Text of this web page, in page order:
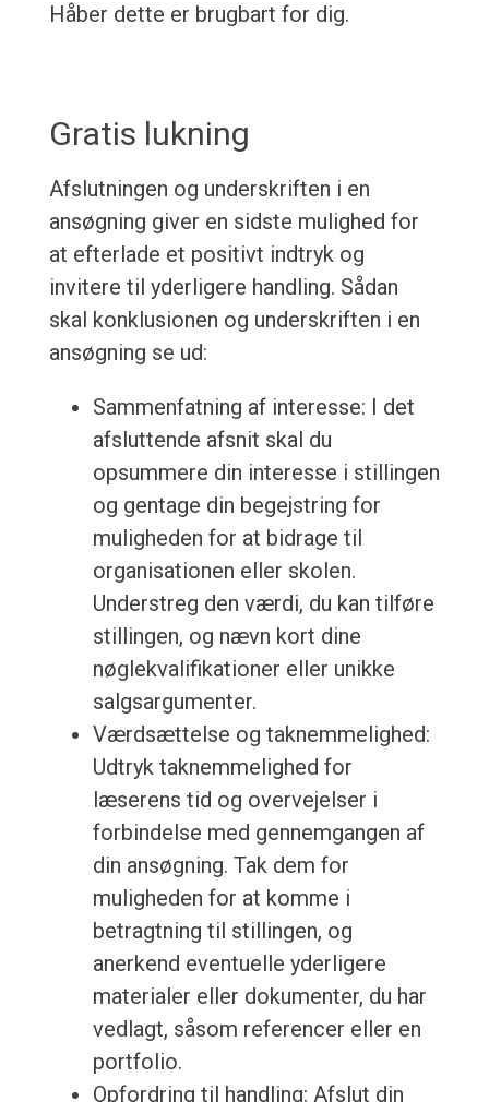
Håber dette er brugbart for dig.
Gratis lukning
Afslutningen og underskriften i en
ansøgning giver en sidste mulighed for
at efterlade et positivt indtryk og
invitere til yderligere handling. Sådan
skal konklusionen og underskriften i en
ansøgning se ud:
Sammenfatning af interesse: I det
afsluttende afsnit skal du
opsummere din interesse i stillingen
og gentage din begejstring for
muligheden for at bidrage til
organisationen eller skolen.
Understreg den værdi, du kan tilføre
stillingen, og nævn kort dine
nøglekvalifikationer eller unikke
salgsargumenter.
Værdsættelse og taknemmelighed:
Udtryk taknemmelighed for
læserens tid og overvejelser i
forbindelse med gennemgangen af
din ansøgning. Tak dem for
muligheden for at komme i
betragtning til stillingen, og
anerkend eventuelle yderligere
materialer eller dokumenter, du har
vedlagt, såsom referencer eller en
portfolio.
Opfordring til handling: Afslut din